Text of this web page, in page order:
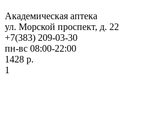
Академическая аптека
ул. Морской проспект, д. 22
+7(383) 209-03-30
пн-вс 08:00-22:00
1428 р.
1